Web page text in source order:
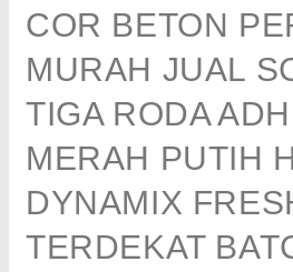
COR BETON
MURAH JUAL
TIGA RODA
MERAH PUTIH
DYNAMIX
TERDEKAT